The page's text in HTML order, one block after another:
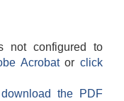
not configured to
Acrobatorclick
the PDF